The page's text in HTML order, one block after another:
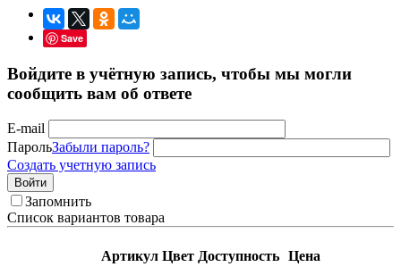
Save
Войдите в учётную запись, чтобы мы могли
сообщить вам об ответе
E-mail
ПарольЗабыли пароль?
Создать учетную запись
Войти
Запомнить
Список вариантов товара
Артикул Цвет Доступность Цена